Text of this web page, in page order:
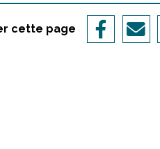
cette page